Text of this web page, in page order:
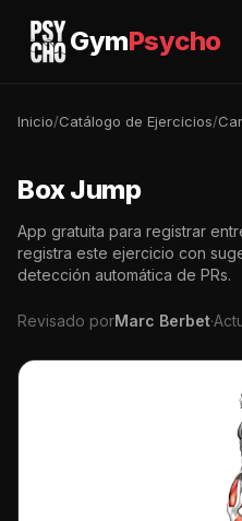
GymPsycho
Inicio/Catálogo de Ejercicios/
Box Jump
App gratuita para registrar
registra este ejercicio con
detección automática de PRs.
Revisado porMarc Berbet·